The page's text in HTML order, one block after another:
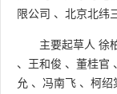
限公司 、 北京北纬
主要起草人 徐
、 王和俊 、 董桂官 、
允 、 冯南飞 、 柯绍